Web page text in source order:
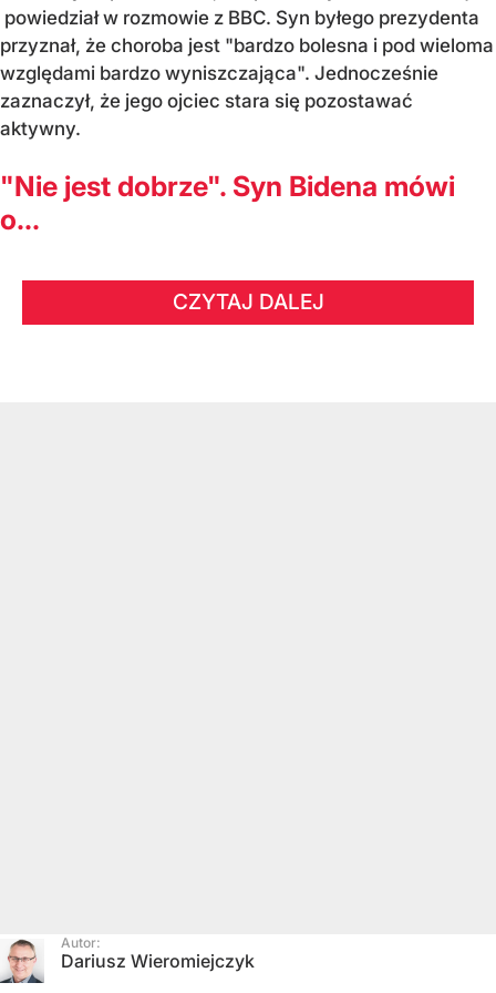
powiedział w rozmowie z BBC. Syn byłego prezydenta
przyznał, że choroba jest "bardzo bolesna i pod wieloma
względami bardzo wyniszczająca". Jednocześnie
zaznaczył, że jego ojciec stara się pozostawać
aktywny.
"Nie jest dobrze". Syn Bidena mówi
o...
CZYTAJ DALEJ
Autor:
Dariusz Wieromiejczyk